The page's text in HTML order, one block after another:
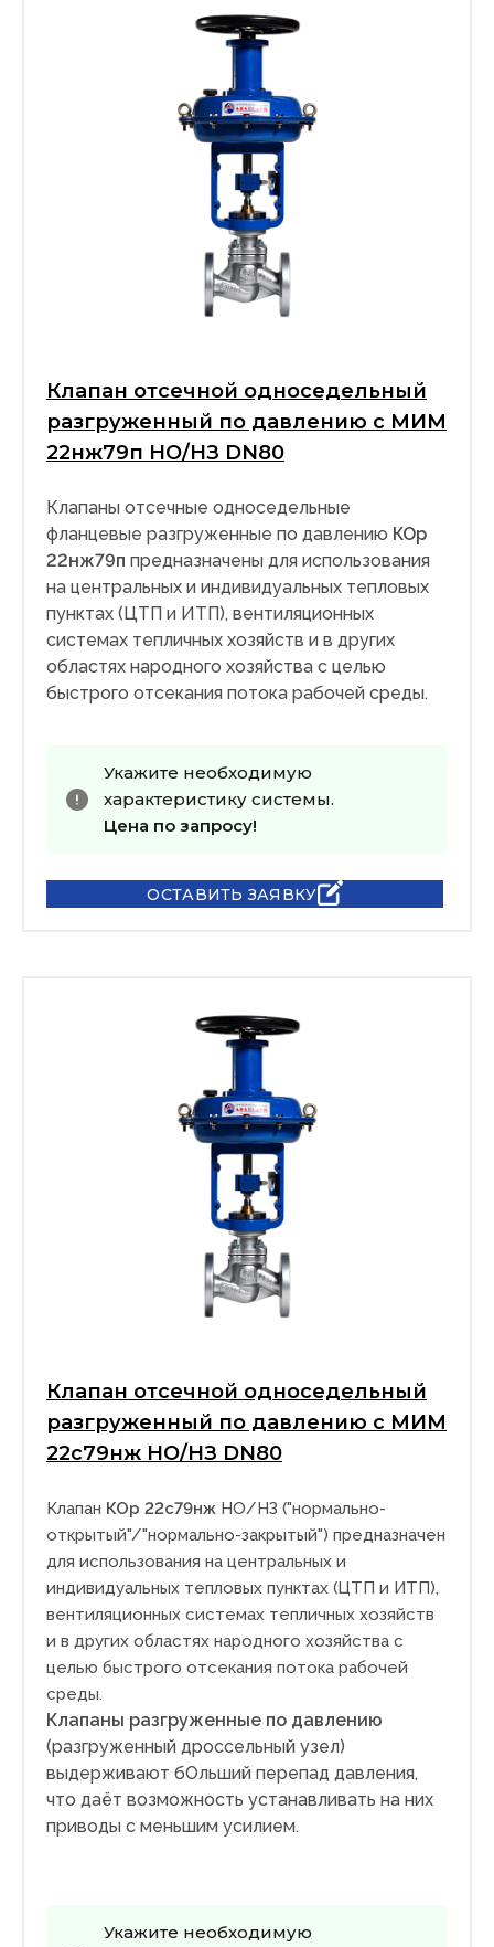
Клапан отсечной односедельный
разгруженный по давлению с МИМ
22нж79п НО/НЗ DN80
Клапаны отсечные односедельные
фланцевые разгруженные по давлению КОр
22нж79п предназначены для использования
на центральных и индивидуальных тепловых
пунктах (ЦТП и ИТП), вентиляционных
системах тепличных хозяйств и в других
областях народного хозяйства с целью
быстрого отсекания потока рабочей среды.
Укажите необходимую
характеристику системы.
Цена по запросу!
ОСТАВИТЬ ЗАЯВКУ
Клапан отсечной односедельный
разгруженный по давлению с МИМ
22с79нж НО/НЗ DN80
Клапан КОр 22с79нж НО/НЗ ("нормально-
открытый"/"нормально-закрытый") предназначен
для использования на центральных и
индивидуальных тепловых пунктах (ЦТП и ИТП),
вентиляционных системах тепличных хозяйств
и в других областях народного хозяйства с
целью быстрого отсекания потока рабочей
среды.
Клапаны разгруженные по давлению
(разгруженный дроссельный узел)
выдерживают бОльший перепад давления,
что даёт возможность устанавливать на них
приводы с меньшим усилием.
Укажите необходимую